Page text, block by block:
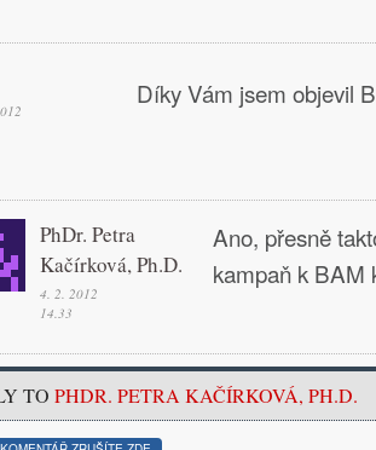
Díky Vám jsem objevil
PhDr. Petra
Kačírková, Ph.D.
4. 2. 2012
14.33
Ano, přesně
kampaň k BAM
TO PHDR. PETRA KAČÍRKOVÁ, PH.D.